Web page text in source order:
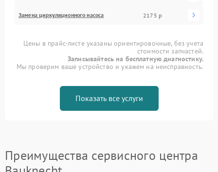
Замена циркуляционного насоса 2175 р
Цены в прайс-листе указаны ориентировочные, без учета
стоимости запчастей.
Записывайтесь на бесплатную диагностику.
Мы проверим ваше устройство и укажем на неисправность.
Показать все услуги
Преимущества сервисного центра